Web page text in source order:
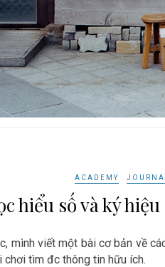
ACADEMY
hiểu số và ký
mình viết một bài cơ bản về
tìm đc thông tin hữu ích.